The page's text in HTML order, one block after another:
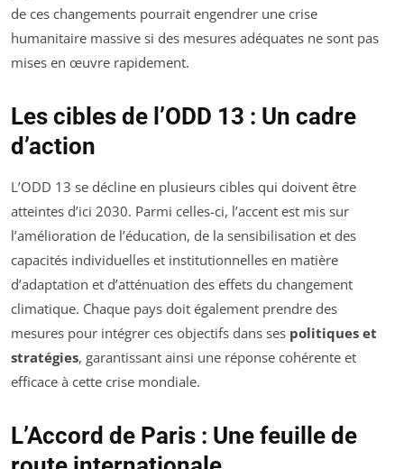
de ces changements pourrait engendrer une crise
humanitaire massive si des mesures adéquates ne sont pas
mises en œuvre rapidement.
Les cibles de l’ODD 13 : Un cadre
d’action
L’ODD 13 se décline en plusieurs cibles qui doivent être
atteintes d’ici 2030. Parmi celles-ci, l’accent est mis sur
l’amélioration de l’éducation, de la sensibilisation et des
capacités individuelles et institutionnelles en matière
d’adaptation et d’atténuation des effets du changement
climatique. Chaque pays doit également prendre des
mesures pour intégrer ces objectifs dans ses politiques et
stratégies, garantissant ainsi une réponse cohérente et
efficace à cette crise mondiale.
L’Accord de Paris : Une feuille de